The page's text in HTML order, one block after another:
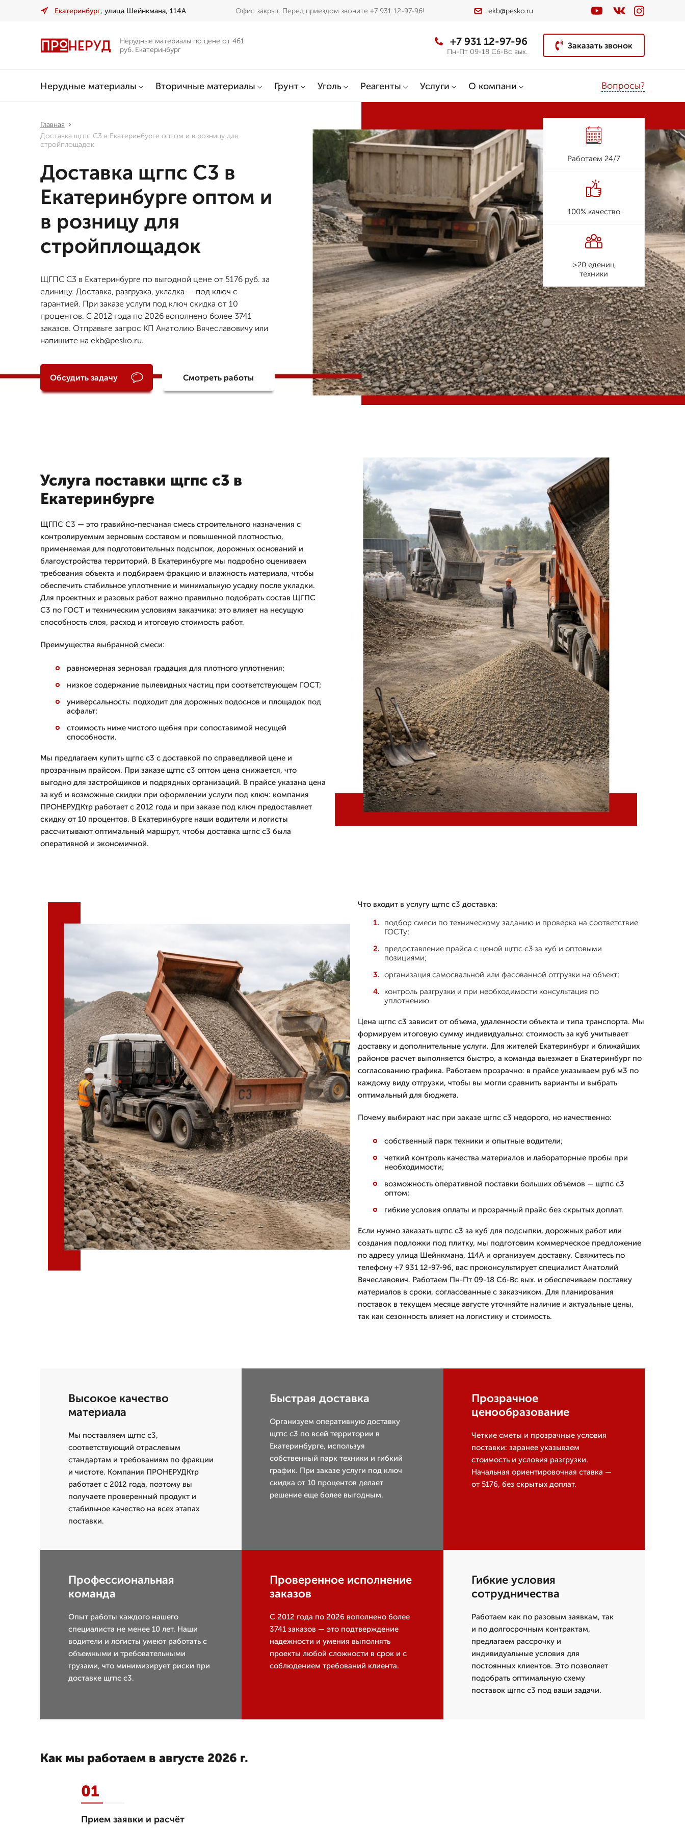
Екатеринбург, улица Шейнкмана, 114А Офис закрыт. Перед приездом звоните +7 931 12-97-96! ekb@pesko.ru
Нерудные материалы по цене от 461
руб. Екатеринбург
+7 931 12-97-96
Пн-Пт 09-18 Сб-Вс вых.
Заказать звонок
Нерудные материалы Вторичные материалы Грунт Уголь Реагенты Услуги О компани Вопросы?
Главная
Доставка щгпс С3 в Екатеринбурге оптом и в розницу для
стройплощадок
Доставка щгпс С3 в
Екатеринбурге оптом и
в розницу для
стройплощадок
ЩГПС С3 в Екатеринбурге по выгодной цене от 5176 руб. за
единицу. Доставка, разгрузка, укладка — под ключ с
гарантией. При заказе услуги под ключ скидка от 10
процентов. С 2012 года по 2026 вополнено более 3741
заказов. Отправьте запрос КП Анатолию Вячеславовичу или
напишите на ekb@pesko.ru.
Обсудить задачу Смотреть работы
Работаем 24/7
100% качество
>20 едениц
техники
Услуга поставки щгпс с3 в
Екатеринбурге
ЩГПС С3 — это гравийно-песчаная смесь строительного назначения с
контролируемым зерновым составом и повышенной плотностью,
применяемая для подготовительных подсыпок, дорожных оснований и
благоустройства территорий. В Екатеринбурге мы подробно оцениваем
требования объекта и подбираем фракцию и влажность материала, чтобы
обеспечить стабильное уплотнение и минимальную усадку после укладки.
Для проектных и разовых работ важно правильно подобрать состав ЩГПС
С3 по ГОСТ и техническим условиям заказчика: это влияет на несущую
способность слоя, расход и итоговую стоимость работ.
Преимущества выбранной смеси:
равномерная зерновая градация для плотного уплотнения;
низкое содержание пылевидных частиц при соответствующем ГОСТ;
универсальность: подходит для дорожных подоснов и площадок под
асфальт;
стоимость ниже чистого щебня при сопоставимой несущей
способности.
Мы предлагаем купить щгпс с3 с доставкой по справедливой цене и
прозрачным прайсом. При заказе щгпс с3 оптом цена снижается, что
выгодно для застройщиков и подрядных организаций. В прайсе указана цена
за куб и возможные скидки при оформлении услуги под ключ: компания
ПРОНЕРУДКтр работает с 2012 года и при заказе под ключ предоставляет
скидку от 10 процентов. В Екатеринбурге наши водители и логисты
рассчитывают оптимальный маршрут, чтобы доставка щгпс с3 была
оперативной и экономичной.
Что входит в услугу щгпс с3 доставка:
подбор смеси по техническому заданию и проверка на соответствие
ГОСТу;
предоставление прайса с ценой щгпс с3 за куб и оптовыми
позициями;
организация самосвальной или фасованной отгрузки на объект;
контроль разгрузки и при необходимости консультация по
уплотнению.
Цена щгпс с3 зависит от объема, удаленности объекта и типа транспорта. Мы
формируем итоговую сумму индивидуально: стоимость за куб учитывает
доставку и дополнительные услуги. Для жителей Екатеринбург и ближайших
районов расчет выполняется быстро, а команда выезжает в Екатеринбург по
согласованию графика. Работаем прозрачно: в прайсе указываем руб м3 по
каждому виду отгрузки, чтобы вы могли сравнить варианты и выбрать
оптимальный для бюджета.
Почему выбирают нас при заказе щгпс с3 недорого, но качественно:
собственный парк техники и опытные водители;
четкий контроль качества материалов и лабораторные пробы при
необходимости;
возможность оперативной поставки больших объемов — щгпс с3
оптом;
гибкие условия оплаты и прозрачный прайс без скрытых доплат.
Если нужно заказать щгпс с3 за куб для подсыпки, дорожных работ или
создания подложки под плитку, мы подготовим коммерческое предложение
по адресу улица Шейнкмана, 114А и организуем доставку. Свяжитесь по
телефону +7 931 12-97-96, вас проконсультирует специалист Анатолий
Вячеславович. Работаем Пн-Пт 09-18 Сб-Вс вых. и обеспечиваем поставку
материалов в сроки, согласованные с заказчиком. Для планирования
поставок в текущем месяце августе уточняйте наличие и актуальные цены,
так как сезонность влияет на логистику и стоимость.
Высокое качество
материала
Мы поставляем щгпс с3,
соответствующий отраслевым
стандартам и требованиям по фракции
и чистоте. Компания ПРОНЕРУДКтр
работает с 2012 года, поэтому вы
получаете проверенный продукт и
стабильное качество на всех этапах
поставки.
Быстрая доставка
Организуем оперативную доставку
щгпс с3 по всей территории в
Екатеринбурге, используя
собственный парк техники и гибкий
график. При заказе услуги под ключ
скидка от 10 процентов делает
решение еще более выгодным.
Прозрачное
ценообразование
Четкие сметы и прозрачные условия
поставки: заранее указываем
стоимость и условия разгрузки.
Начальная ориентировочная ставка —
от 5176, без скрытых доплат.
Профессиональная
команда
Опыт работы каждого нашего
специалиста не менее 10 лет. Наши
водители и логисты умеют работать с
объемными и требовательными
грузами, что минимизирует риски при
доставке щгпс с3.
Проверенное исполнение
заказов
С 2012 года по 2026 вополнено более
3741 заказов — это подтверждение
надежности и умения выполнять
проекты любой сложности в срок и с
соблюдением требований клиента.
Гибкие условия
сотрудничества
Работаем как по разовым заявкам, так
и по долгосрочным контрактам,
предлагаем рассрочку и
индивидуальные условия для
постоянных клиентов. Это позволяет
подобрать оптимальную схему
поставок щгпс с3 под ваши задачи.
Как мы работаем в августе 2026 г.
01
Прием заявки и расчёт